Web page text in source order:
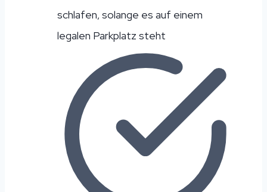
schlafen, solange es auf einem
legalen Parkplatz steht